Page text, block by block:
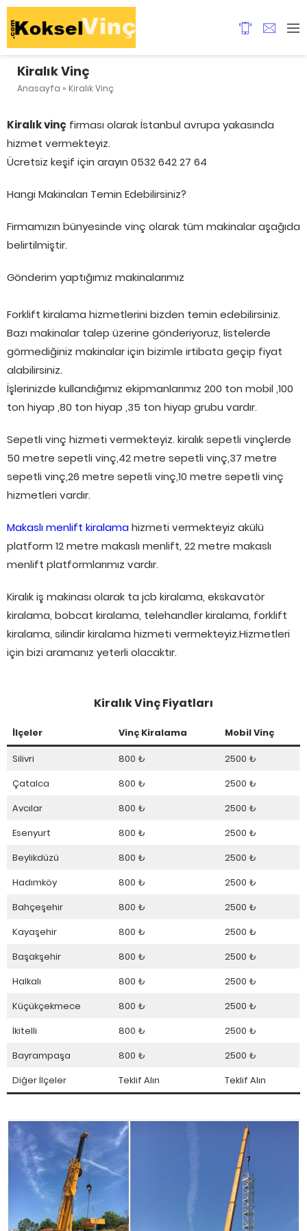
Kiralık Vinç
Anasayfa » Kiralık Vinç
Kiralık vinç firması olarak İstanbul avrupa yakasında
hizmet vermekteyiz.
Ücretsiz keşif için arayın 0532 642 27 64
Hangi Makinaları Temin Edebilirsiniz?
Firmamızın bünyesinde vinç olarak tüm makinalar aşağıda
belirtilmiştir.
Gönderim yaptığımız makinalarımız
Forklift kiralama hizmetlerini bizden temin edebilirsiniz.
Bazı makinalar talep üzerine gönderiyoruz, listelerde
görmediğiniz makinalar için bizimle irtibata geçip fiyat
alabilirsiniz.
İşlerinizde kullandığımız ekipmanlarımız 200 ton mobil ,100
ton hiyap ,80 ton hiyap ,35 ton hiyap grubu vardır.
Sepetli vinç hizmeti vermekteyiz. kiralık sepetli vinçlerde
50 metre sepetli vinç,42 metre sepetli vinç,37 metre
sepetli vinç,26 metre sepetli vinç,10 metre sepetli vinç
hizmetleri vardır.
Makaslı menlift kiralamahizmeti vermekteyiz akülü
platform 12 metre makaslı menlift, 22 metre makaslı
menlift platformlarımız vardır.
Kiralık iş makinası olarak ta jcb kiralama, ekskavatör
kiralama, bobcat kiralama, telehandler kiralama, forklift
kiralama, silindir kiralama hizmeti vermekteyiz.Hizmetleri
için bizi aramanız yeterli olacaktır.
Kiralık Vinç Fiyatları
İlçeler Vinç Kiralama
Mobil Vinç
Silivri
800 ₺
2500 ₺
Çatalca
800 ₺
2500 ₺
Avcılar
800 ₺
2500 ₺
Esenyurt
800 ₺
2500 ₺
Beylikdüzü
800 ₺
2500 ₺
Hadımköy
800 ₺
2500 ₺
Bahçeşehir
800 ₺
2500 ₺
Kayaşehir
800 ₺
2500 ₺
Başakşehir
800 ₺
2500 ₺
Halkalı
800 ₺
2500 ₺
Küçükçekmece
800 ₺
2500 ₺
İkitelli
800 ₺
2500 ₺
Bayrampaşa
800 ₺
2500 ₺
Diğer İlçeler
Teklif Alın Teklif Alın